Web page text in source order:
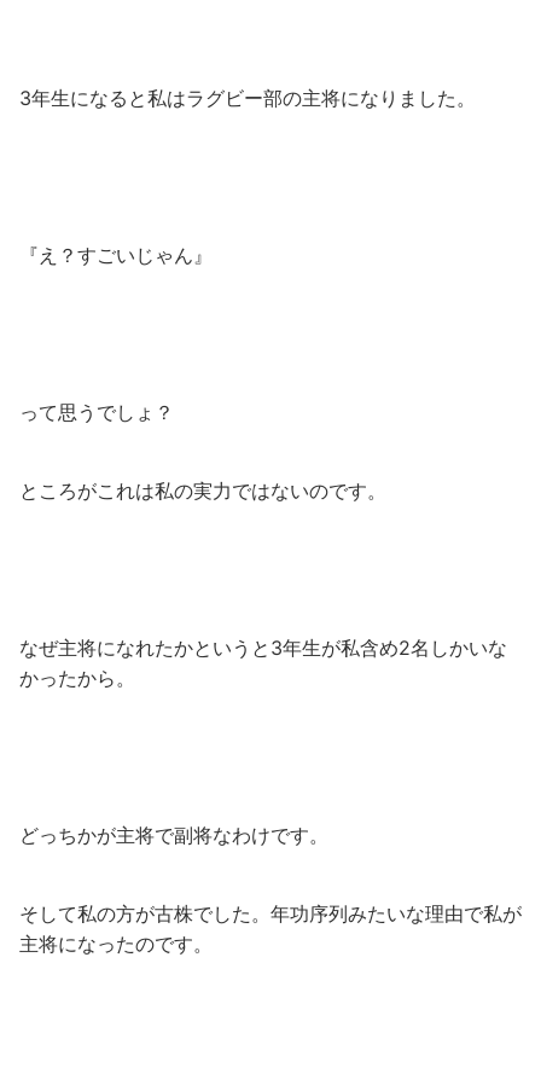
3年生になると私はラグビー部の主将になりました。
『え？すごいじゃん』
って思うでしょ？
ところがこれは私の実力ではないのです。
なぜ主将になれたかというと3年生が私含め2名しかいな
かったから。
どっちかが主将で副将なわけです。
そして私の方が古株でした。年功序列みたいな理由で私が
主将になったのです。